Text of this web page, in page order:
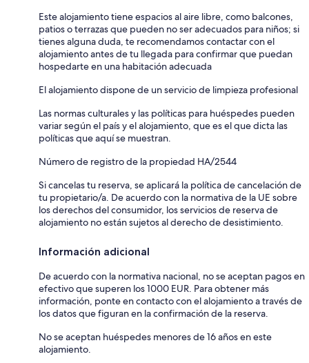
Este alojamiento tiene espacios al aire libre, como balcones,
patios o terrazas que pueden no ser adecuados para niños; si
tienes alguna duda, te recomendamos contactar con el
alojamiento antes de tu llegada para confirmar que puedan
hospedarte en una habitación adecuada
El alojamiento dispone de un servicio de limpieza profesional
Las normas culturales y las políticas para huéspedes pueden
variar según el país y el alojamiento, que es el que dicta las
políticas que aquí se muestran.
Número de registro de la propiedad HA/2544
Si cancelas tu reserva, se aplicará la política de cancelación de
tu propietario/a. De acuerdo con la normativa de la UE sobre
los derechos del consumidor, los servicios de reserva de
alojamiento no están sujetos al derecho de desistimiento.
Información adicional
De acuerdo con la normativa nacional, no se aceptan pagos en
efectivo que superen los 1000 EUR. Para obtener más
información, ponte en contacto con el alojamiento a través de
los datos que figuran en la confirmación de la reserva.
No se aceptan huéspedes menores de 16 años en este
alojamiento.